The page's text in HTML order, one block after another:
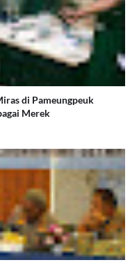
di Pameungpeuk
Merek